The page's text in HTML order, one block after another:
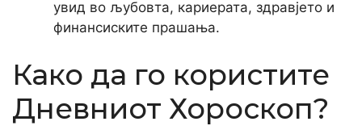
увид во љубовта, кариерата, здравјето и
финансиските прашања.
Како да го користите
Дневниот Хороскоп?